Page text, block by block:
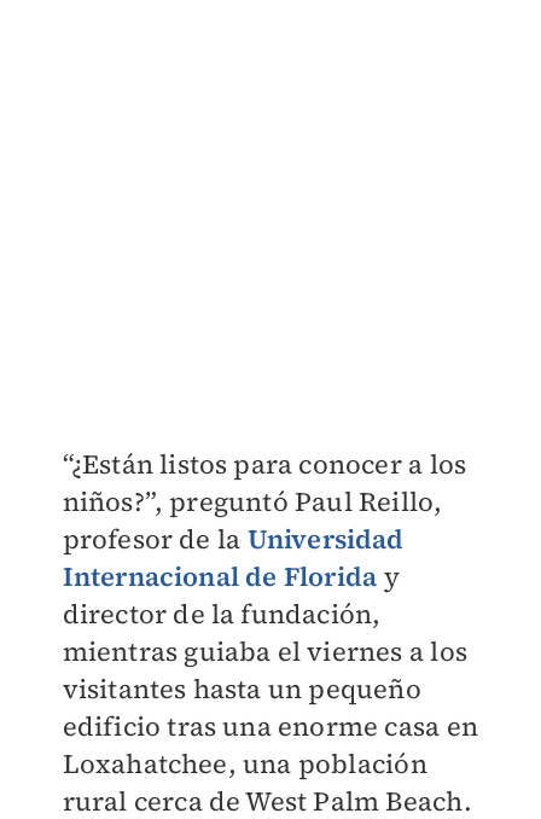
“¿Están listos para conocer a los
niños?”, preguntó Paul Reillo,
profesor de la Universidad
Internacional de Florida y
director de la fundación,
mientras guiaba el viernes a los
visitantes hasta un pequeño
edificio tras una enorme casa en
Loxahatchee, una población
rural cerca de West Palm Beach.